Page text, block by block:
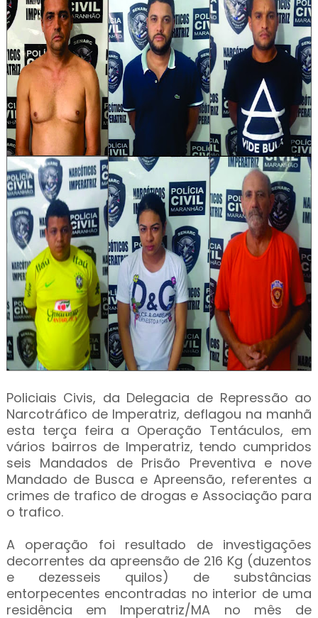
Policiais Civis, da Delegacia de Repressão ao
Narcotráfico de Imperatriz, deflagou na manhã
esta terça feira a Operação Tentáculos, em
vários bairros de Imperatriz, tendo cumpridos
seis Mandados de Prisão Preventiva e nove
Mandado de Busca e Apreensão, referentes a
crimes de trafico de drogas e Associação para
o trafico.
A operação foi resultado de investigações
decorrentes da apreensão de 216 Kg (duzentos
e dezesseis quilos) de substâncias
entorpecentes encontradas no interior de uma
residência em Imperatriz/MA no mês de